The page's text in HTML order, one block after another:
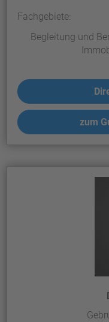
Fachgebiete:
Begleitung und
zum